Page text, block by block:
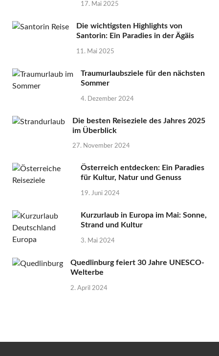
17. Mai 2025
Die wichtigsten Highlights von
Santorin: Ein Paradies in der Ägäis
11. Mai 2025
Traumurlaubsziele für den nächsten
Sommer
4. Dezember 2024
Die besten Reiseziele des Jahres 2025
im Überblick
27. November 2024
Österreich entdecken: Ein Paradies
für Kultur, Natur und Genuss
19. Juni 2024
Kurzurlaub in Europa im Mai: Sonne,
Strand und Kultur
3. Mai 2024
Quedlinburg feiert 30 Jahre UNESCO-
Welterbe
2. April 2024